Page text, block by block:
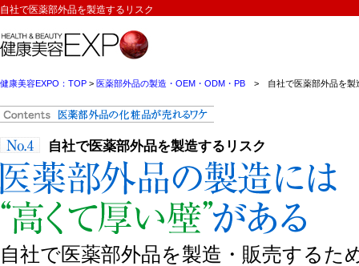
自社で医薬部外品を製造するリスク
健康美容EXPO：TOP > 医薬部外品の製造・OEM・ODM・PB > 自社で医薬部外品を製
自社で医薬部外品を製造するリスク
自社で医薬部外品を製造・販売するた